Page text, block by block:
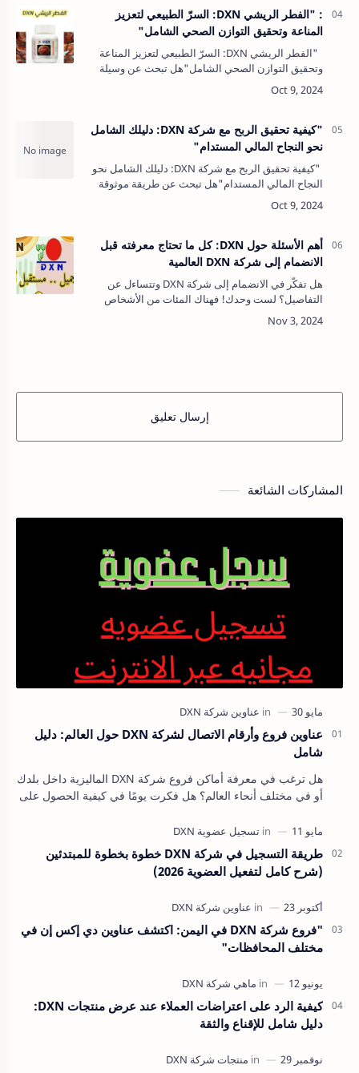
: "الفطر الريشي DXN: السرّ الطبيعي لتعزيز
المناعة وتحقيق التوازن الصحي الشامل"
"الفطر الريشي DXN: السرّ الطبيعي لتعزيز المناعة
وتحقيق التوازن الصحي الشامل"هل تبحث عن وسيلة
طبيعية لتعزيز صحتك العامة وتقوية جهاز المناعة؟ الفطر
الريشي DXN، المعر…
"كيفية تحقيق الربح مع شركة DXN: دليلك الشامل
نحو النجاح المالي المستدام"
"كيفية تحقيق الربح مع شركة DXN: دليلك الشامل نحو
النجاح المالي المستدام"هل تبحث عن طريقة موثوقة
لبناء دخل ثابت وتحقيق الاستقلال المالي؟ إذاً، فإن
العمل مع شركة DXN قد يك…
أهم الأسئلة حول DXN: كل ما تحتاج معرفته قبل
الانضمام إلى شركة DXN العالمية
هل تفكّر في الانضمام إلى شركة DXN وتتساءل عن
التفاصيل؟ لست وحدك! فهناك المئات من الأشخاص
يوميًا يبحثون عن إجابات دقيقة وموثوقة لأهم الأسئلة
حول DXN: هل الشركة موثوقة؟&nbs…
إرسال تعليق
المشاركات الشائعة
عناوين فروع وأرقام الاتصال لشركة DXN حول العالم: دليل
شامل
هل ترغب في معرفة أماكن فروع شركة DXN الماليزية داخل بلدك
أو في مختلف أنحاء العالم؟ هل فكرت يومًا في كيفية الحصول على
طريقة التسجيل في شركة DXN خطوة بخطوة للمبتدئين
(شرح كامل لتفعيل العضوية 2026)
"فروع شركة DXN في اليمن: اكتشف عناوين دي إكس إن في
مختلف المحافظات"
كيفية الرد على اعتراضات العملاء عند عرض منتجات DXN:
دليل شامل للإقناع والثقة